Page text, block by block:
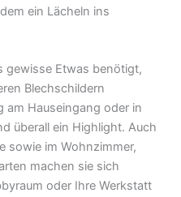
ein Lächeln ins
gewisse Etwas benötigt,
Blechschildern
am Hauseingang oder in
überall ein Highlight. Auch
sowie im Wohnzimmer,
machen sie sich
oder Ihre Werkstatt